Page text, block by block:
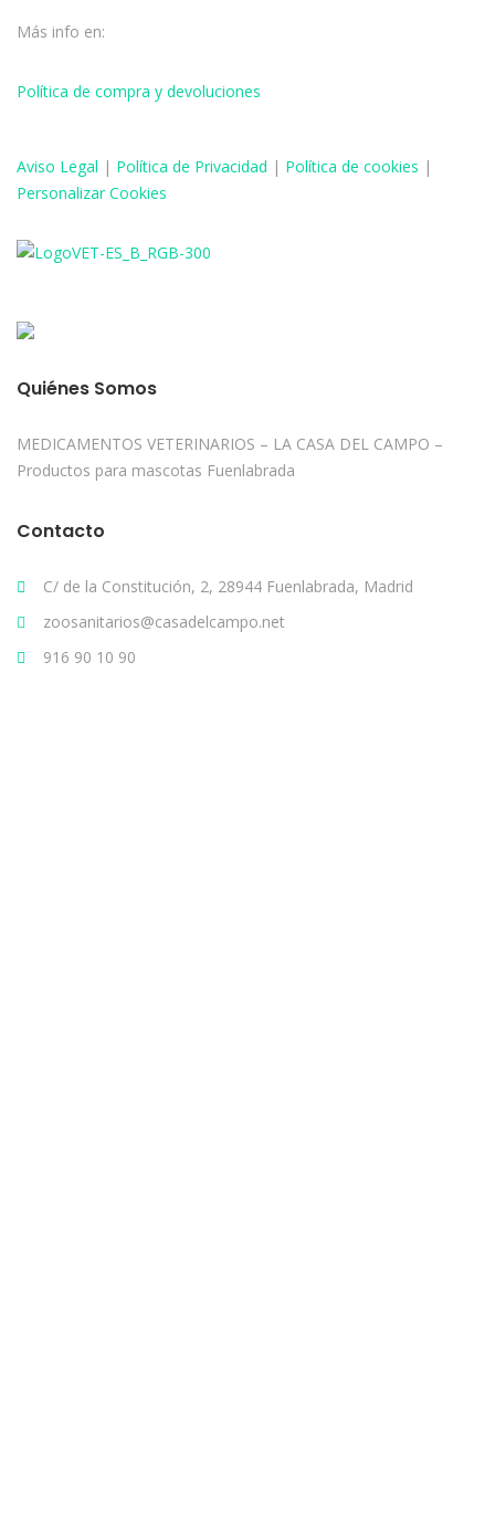
Más info en:
Política de compra y devoluciones
Aviso Legal | Política de Privacidad | Política de cookies |
Personalizar Cookies
Quiénes Somos
MEDICAMENTOS VETERINARIOS – LA CASA DEL CAMPO –
Productos para mascotas Fuenlabrada
Contacto
C/ de la Constitución, 2, 28944 Fuenlabrada, Madrid
zoosanitarios@casadelcampo.net
916 90 10 90